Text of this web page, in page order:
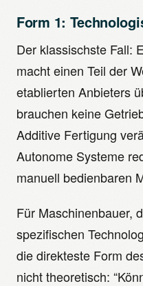
Form 1:
Der klassischste Fall:
macht einen Teil der
etablierten Anbieters
brauchen keine
Additive Fertigung
Autonome Systeme
manuell bedienbaren
Für Maschinenbauer,
spezifischen
die direkteste Form
nicht theoretisch: